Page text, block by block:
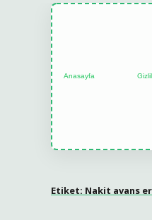
Anasayfa
Etiket: Nakit avans